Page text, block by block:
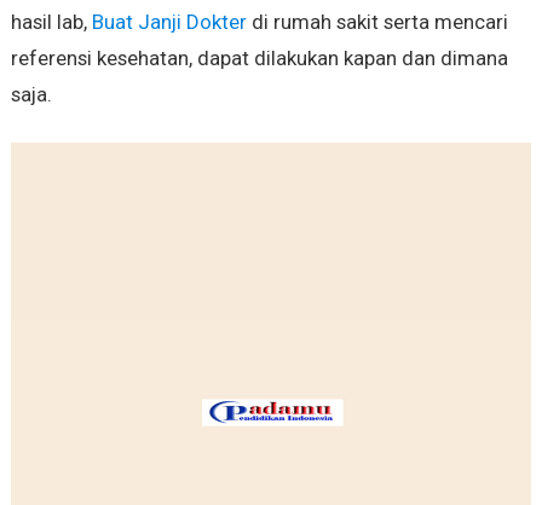
hasil lab, Buat Janji Dokterdi rumah sakit serta mencari
referensi kesehatan, dapat dilakukan kapan dan dimana
saja.